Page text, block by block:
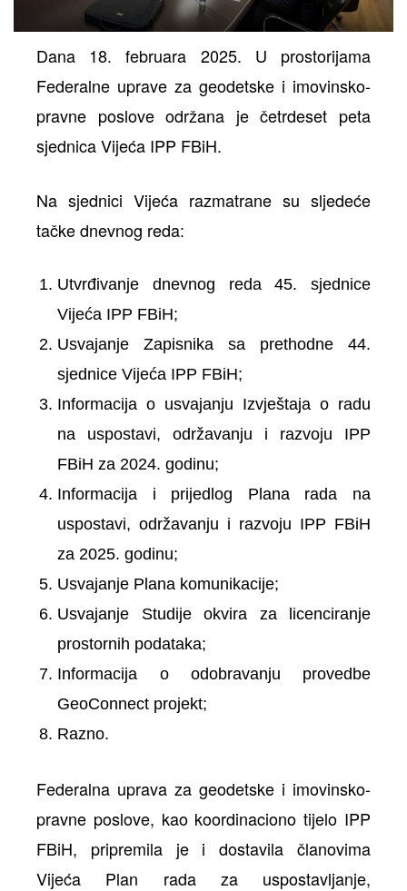
Dana 18. februara 2025. U prostorijama
Federalne uprave za geodetske i imovinsko-
pravne poslove održana je četrdeset peta
sjednica Vijeća IPP FBiH.
Na sjednici Vijeća razmatrane su sljedeće
tačke dnevnog reda:
Utvrđivanje dnevnog reda 45. sjednice
Vijeća IPP FBiH;
Usvajanje Zapisnika sa prethodne 44.
sjednice Vijeća IPP FBiH;
Informacija o usvajanju Izvještaja o radu
na uspostavi, održavanju i razvoju IPP
FBiH za 2024. godinu;
Informacija i prijedlog Plana rada na
uspostavi, održavanju i razvoju IPP FBiH
za 2025. godinu;
Usvajanje Plana komunikacije;
Usvajanje Studije okvira za licenciranje
prostornih podataka;
Informacija o odobravanju provedbe
GeoConnect projekt;
Razno.
Federalna uprava za geodetske i imovinsko-
pravne poslove, kao koordinaciono tijelo IPP
FBiH, pripremila je i dostavila članovima
Vijeća Plan rada za uspostavljanje,